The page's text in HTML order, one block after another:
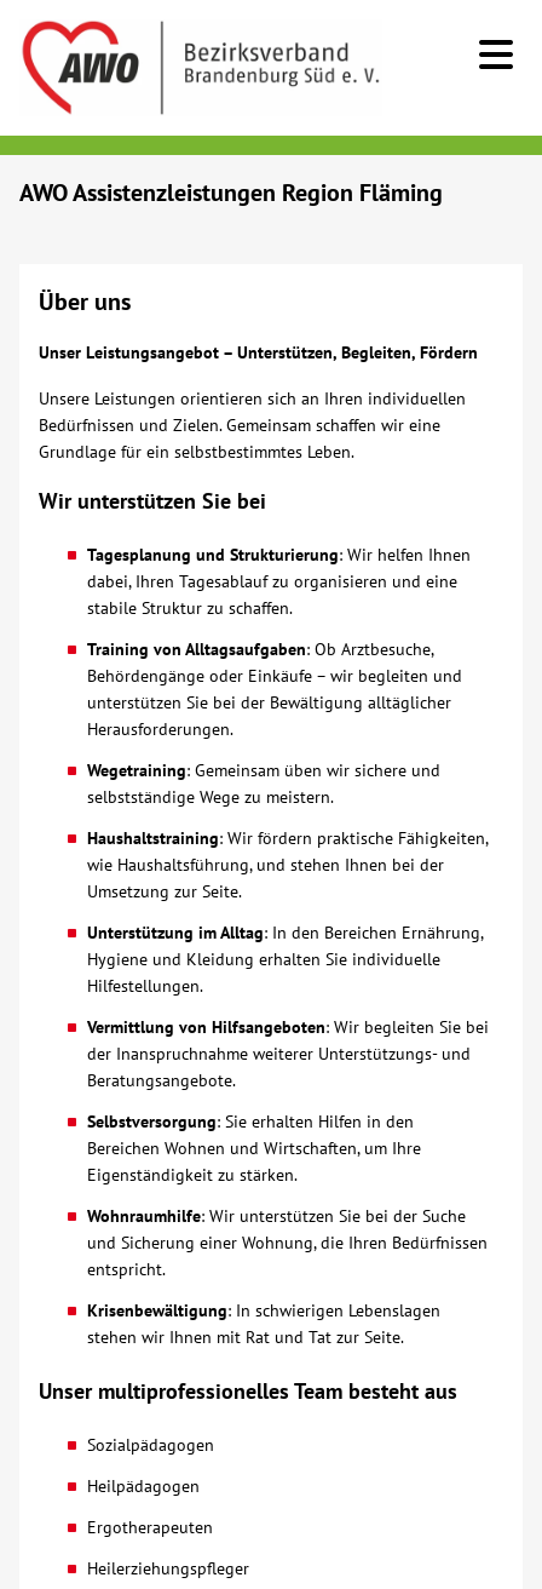
Menschen mit Behinderung
Begegnung
Bildung
Über uns
Veranstaltungen
Spenden
Mitmachen
Karriere
Ausbildung
Glossar
Suche
Kontakt
AWO BB Süd
AWO Assistenzleistungen Region Fläming
Über uns
Unser Leistungsangebot – Unterstützen, Begleiten, Fördern
Unsere Leistungen orientieren sich an Ihren individuellen
Bedürfnissen und Zielen. Gemeinsam schaffen wir eine
Grundlage für ein selbstbestimmtes Leben.
Wir unterstützen Sie bei
Tagesplanung und Strukturierung: Wir helfen Ihnen
dabei, Ihren Tagesablauf zu organisieren und eine
stabile Struktur zu schaffen.
Training von Alltagsaufgaben: Ob Arztbesuche,
Behördengänge oder Einkäufe – wir begleiten und
unterstützen Sie bei der Bewältigung alltäglicher
Herausforderungen.
Wegetraining: Gemeinsam üben wir sichere und
selbstständige Wege zu meistern.
Haushaltstraining: Wir fördern praktische Fähigkeiten,
wie Haushaltsführung, und stehen Ihnen bei der
Umsetzung zur Seite.
Unterstützung im Alltag: In den Bereichen Ernährung,
Hygiene und Kleidung erhalten Sie individuelle
Hilfestellungen.
Vermittlung von Hilfsangeboten: Wir begleiten Sie bei
der Inanspruchnahme weiterer Unterstützungs- und
Beratungsangebote.
Selbstversorgung: Sie erhalten Hilfen in den
Bereichen Wohnen und Wirtschaften, um Ihre
Eigenständigkeit zu stärken.
Wohnraumhilfe: Wir unterstützen Sie bei der Suche
und Sicherung einer Wohnung, die Ihren Bedürfnissen
entspricht.
Krisenbewältigung: In schwierigen Lebenslagen
stehen wir Ihnen mit Rat und Tat zur Seite.
Unser multiprofessionelles Team besteht aus
Sozialpädagogen
Heilpädagogen
Ergotherapeuten
Heilerziehungspfleger